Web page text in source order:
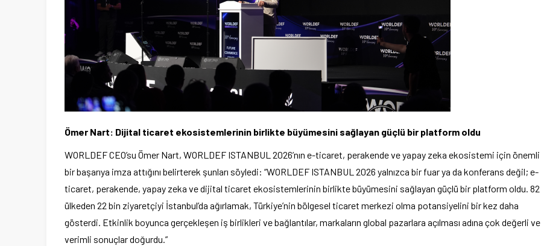
Ömer Nart: Dijital ticaret ekosistemlerinin birlikte büyümesini sağlayan güçlü bir platform oldu
WORLDEF CEO’su Ömer Nart, WORLDEF ISTANBUL 2026’nın e-ticaret, perakende ve yapay zeka ekosistemi için önemli
bir başarıya imza attığını belirterek şunları söyledi: “WORLDEF ISTANBUL 2026 yalnızca bir fuar ya da konferans değil; e-
ticaret, perakende, yapay zeka ve dijital ticaret ekosistemlerinin birlikte büyümesini sağlayan güçlü bir platform oldu. 82
ülkeden 22 bin ziyaretçiyi İstanbul’da ağırlamak, Türkiye’nin bölgesel ticaret merkezi olma potansiyelini bir kez daha
gösterdi. Etkinlik boyunca gerçekleşen iş birlikleri ve bağlantılar, markaların global pazarlara açılması adına çok değerli ve
verimli sonuçlar doğurdu.”